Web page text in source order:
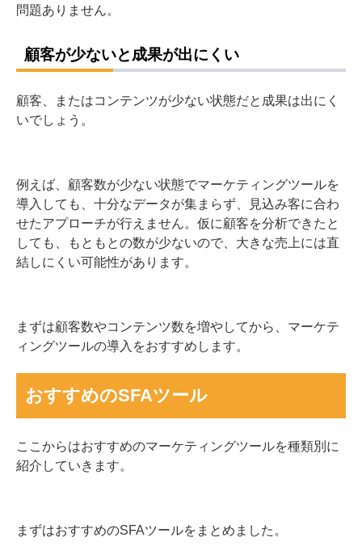
問題ありません。
顧客が少ないと成果が出にくい
顧客、またはコンテンツが少ない状態だと成果は出にく
いでしょう。
例えば、顧客数が少ない状態でマーケティングツールを
導入しても、十分なデータが集まらず、見込み客に合わ
せたアプローチが行えません。仮に顧客を分析できたと
しても、もともとの数が少ないので、大きな売上には直
結しにくい可能性があります。
まずは顧客数やコンテンツ数を増やしてから、マーケテ
ィングツールの導入をおすすめします。
おすすめのSFAツール
ここからはおすすめのマーケティングツールを種類別に
紹介していきます。
まずはおすすめのSFAツールをまとめました。